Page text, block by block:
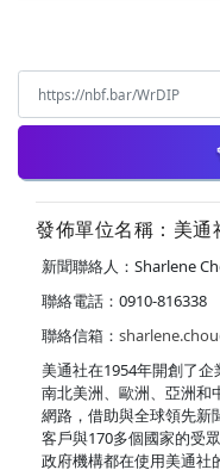
發佈單位名稱：美通
新聞聯絡人：Sharlene
聯絡電話：0910-816338
聯絡信箱：
美通社在1954年開創了
南北美洲、歐洲、亞洲和
網路，借助與全球領先新
客戶與170多個國家的受
政府機構都在使用美通社